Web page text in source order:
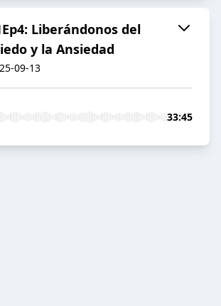
Liberándonos del
y la Ansiedad
09-13
33:45